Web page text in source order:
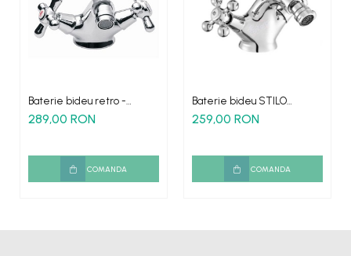
Baterie bideu retro -
ARCTICA WA136
289,00 RON
COMANDA
Baterie bideu STILO
antichizat doua robinete
259,00 RON
COMANDA